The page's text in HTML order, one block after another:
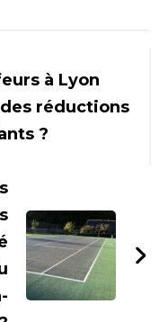
à Lyon
réductions
?